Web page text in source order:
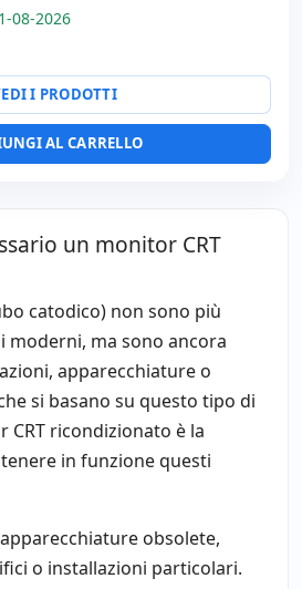
08-2026
I PRODOTTI
AL CARRELLO
un monitor CRT
catodico) non sono più
moderni, ma sono ancora
apparecchiature o
si basano su questo tipo di
CRT ricondizionato è la
in funzione questi
apparecchiature obsolete,
o installazioni particolari.